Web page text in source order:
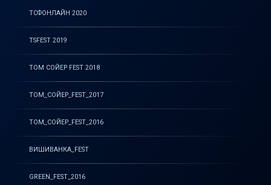
ТСФОНЛАЙН 2020
TSFEST 2019
ТОМ СОЙЕР FEST 2018
ТОМ_СОЙЕР_FEST_2017
ТОМ_СОЙЕР_FEST_2016
ВИШИВАНКА_FEST
GREEN_FEST_2016